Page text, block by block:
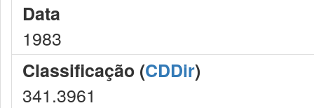
Data
1983
Classificação (CDDir)
341.3961